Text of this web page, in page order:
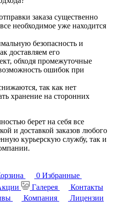
заказа существенно
необходимое уже находится
безопасность и
доставляем его
обходя промежуточные
ошибок при
так как нет
хранение на сторонних
берет на себя все
и доставкой заказов любого
курьерскую службу, так и
0 Избранные
Галерея
Контакты
Компания
Лицензии